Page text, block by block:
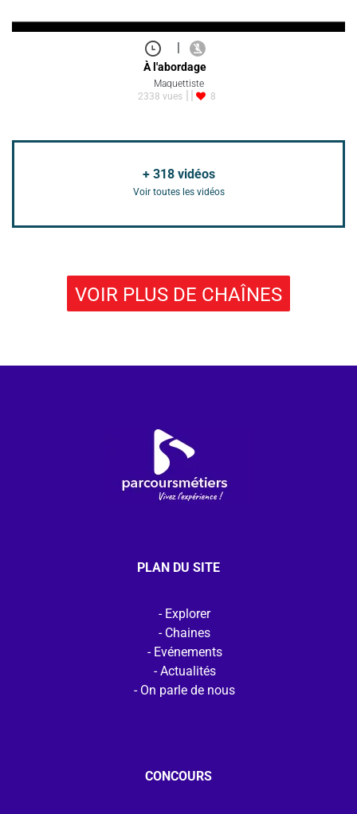
À l'abordage
Maquettiste
2338 vues
8
+ 318vidéos
Voir toutes les vidéos
VOIR PLUS DE CHAÎNES
PLAN DU SITE
Explorer
Chaines
Evénements
Actualités
On parle de nous
CONCOURS